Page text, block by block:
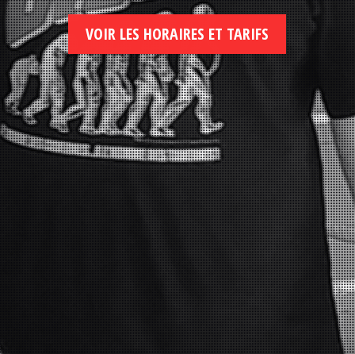
VOIR LES HORAIRES ET TARIFS